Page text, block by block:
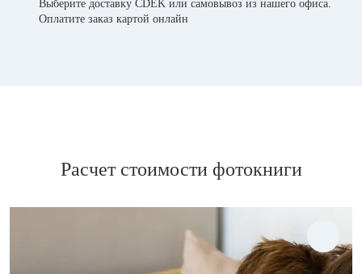
Выберите доставку CDEK или самовывоз из нашего офиса.
Оплатите заказ картой онлайн
Расчет стоимости фотокниги